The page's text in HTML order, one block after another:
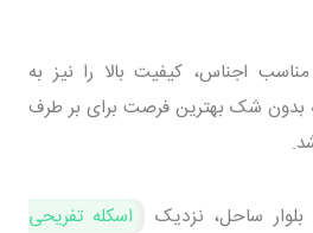
اجناس، کیفیت بالا را نیز به
بدون شک بهترین فرصت برای بر طرف
ساحل، نزدیک
اسکله تفریحی